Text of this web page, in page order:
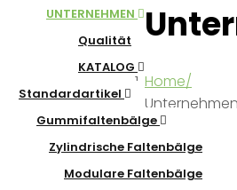
UNTERNEHMEN
Qualität
KATALOG
Standardartikel
Gummifaltenbälge
Zylindrische Faltenbälge
Modulare Faltenbälge
Home
Unternehmen